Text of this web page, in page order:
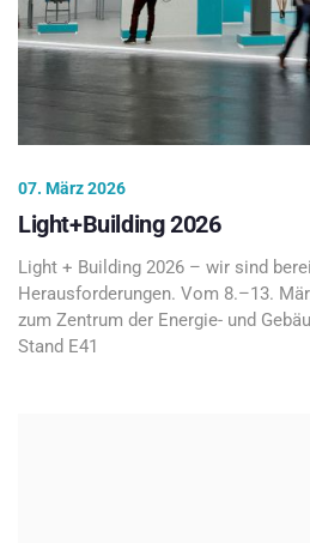
07. März 2026
Light+Building 2026
Light + Building 2026 – wir sind
Herausforderungen. Vom 8.–13.
zum Zentrum der Energie- und
Stand E41